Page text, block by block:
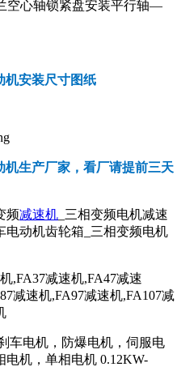
空心轴锁紧盘安装平行轴—
机安装尺寸图纸
机生产厂家，看厂请提前三天
频减速机 _三相变频电机减速
电动机齿轮箱_三相变频电机
,FA37减速机,FA47减速
减速机,FA97减速机,FA107减
车电机，防爆电机，伺服电
机，单相电机 0.12KW-